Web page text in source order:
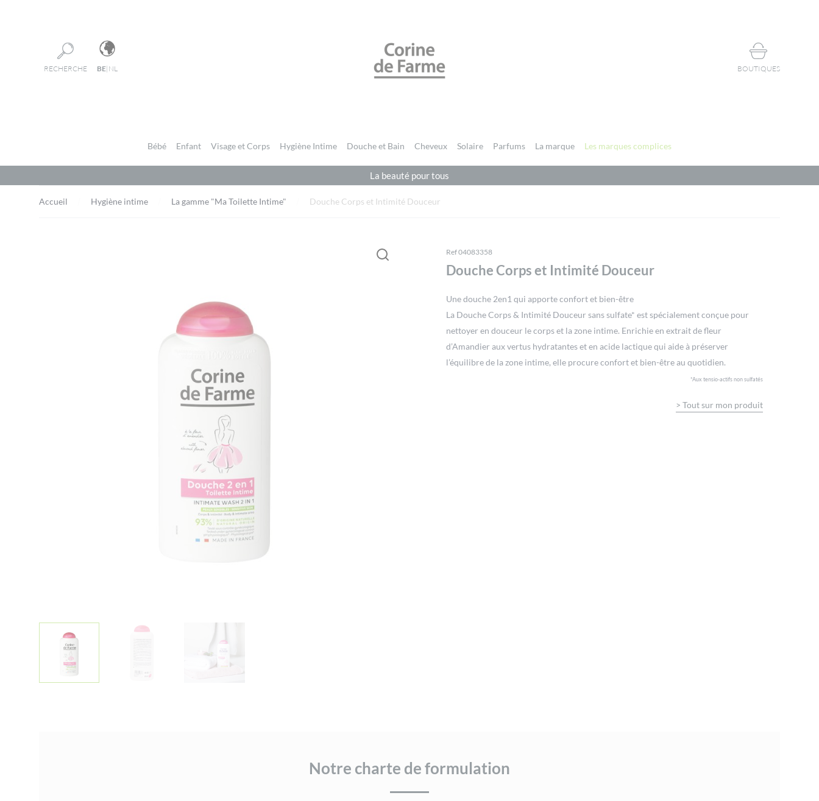
RECHERCHE BE| NL BOUTIQUES
Bébé Enfant Visage et Corps Hygiène Intime Douche et Bain Cheveux Solaire Parfums La marque Les marques complices
La beauté pour tous
Accueil Hygiène intime La gamme "Ma Toilette Intime" Douche Corps et Intimité Douceur
Ref 04083358
Douche Corps et Intimité Douceur
Une douche 2en1 qui apporte confort et bien-être
La Douche Corps & Intimité Douceur sans sulfate* est spécialement conçue pour
nettoyer en douceur le corps et la zone intime. Enrichie en extrait de fleur
d’Amandier aux vertus hydratantes et en acide lactique qui aide à préserver
l’équilibre de la zone intime, elle procure confort et bien-être au quotidien.
*Aux tensio-actifs non sulfatés
> Tout sur mon produit
Notre charte de formulation